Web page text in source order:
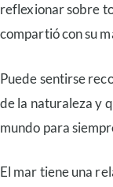
reflexionar sobre
compartió con su
Puede sentirse
de la naturaleza y
mundo para
El mar tiene una